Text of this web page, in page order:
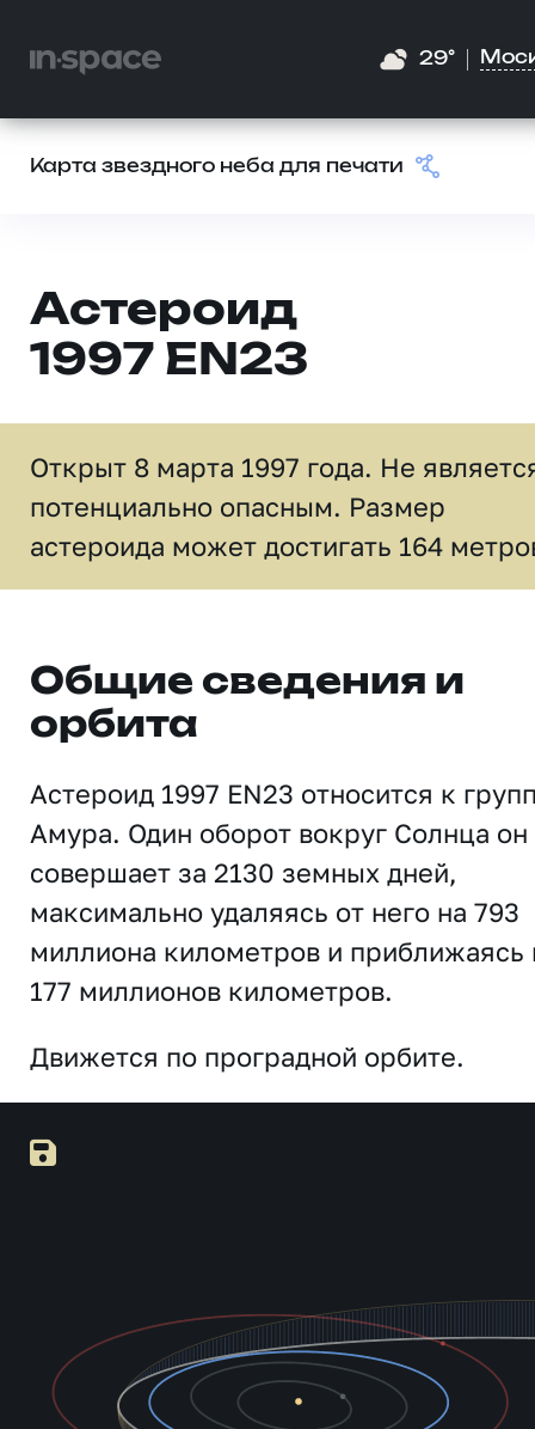
29°
Карта звездного неба для печати
Астероид
1997 EN23
Открыт 8 марта 1997 года. Не
потенциально опасным. Размер
астероида может достигать 164
Общие сведения и
орбита
Астероид 1997 EN23 относится к
Амура. Один оборот вокруг Солнца он
совершает за 2130 земных дней,
максимально удаляясь от него на 793
миллиона километров и приближаясь
177 миллионов километров.
Движется по проградной орбите.